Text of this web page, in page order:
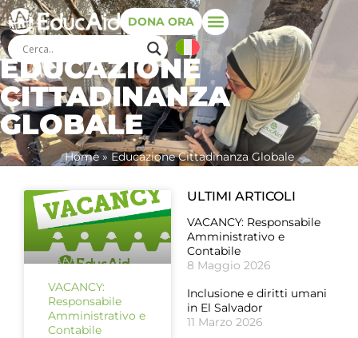
DONA ORA
EDUCAZIONE
CITTADINANZA
GLOBALE
Home» Educazione Cittadinanza Globale
VACANCY:
Responsabile
Amministrativo e
Contabile
ULTIMI ARTICOLI
VACANCY: Responsabile
Amministrativo e
Contabile
8 Maggio 2026
Inclusione e diritti umani
in El Salvador
11 Marzo 2026